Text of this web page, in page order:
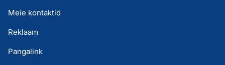
Meie kontaktid
Reklaam
Pangalink